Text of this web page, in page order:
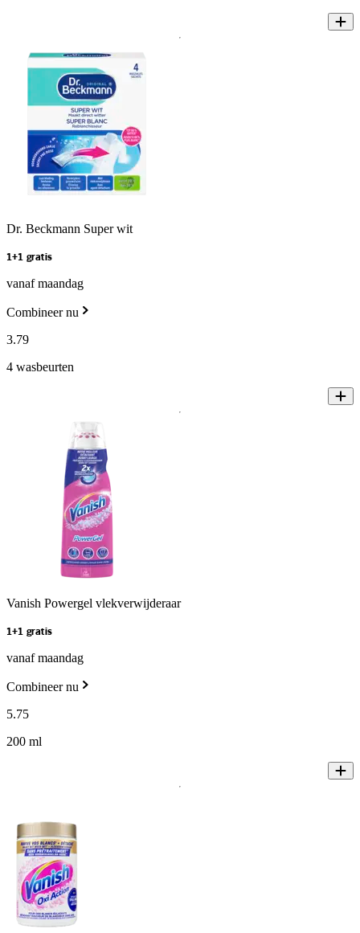
Dr. Beckmann Super wit
1+1 gratis
vanaf maandag
Combineer nu
3.79
4 wasbeurten
Vanish Powergel vlekverwijderaar
1+1 gratis
vanaf maandag
Combineer nu
5.75
200 ml